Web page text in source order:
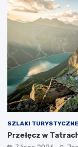
SZLAKI TURYSTYCZNE
Przełęcz w